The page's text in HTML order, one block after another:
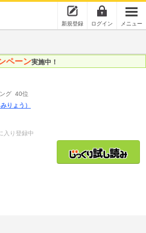
新規登録 ログイン メニュー
ペーン実施中！
グ 40位
みりょう）
入り登録中